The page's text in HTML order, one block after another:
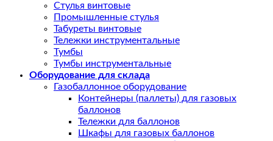
Стулья винтовые
Промышленные стулья
Табуреты винтовые
Тележки инструментальные
Тумбы
Тумбы инструментальные
Оборудование для склада
Газобаллонное оборудование
Контейнеры (паллеты) для газовых
баллонов
Тележки для баллонов
Шкафы для газовых баллонов